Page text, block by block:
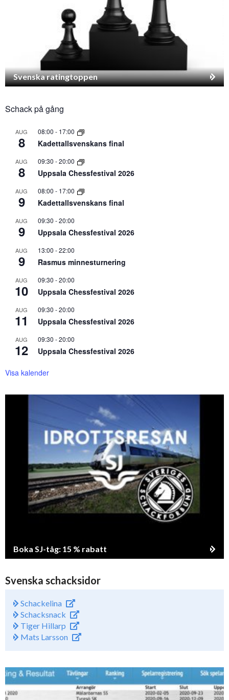
Svenska ratingtoppen
Schack på gång
AUG
8
08:00 - 17:00
Kadettallsvenskans final
AUG
8
09:30 -20:00
Uppsala Chessfestival 2026
AUG
9
08:00 - 17:00
Kadettallsvenskans final
AUG
9
09:30 -20:00
Uppsala Chessfestival 2026
AUG
9
13:00 -22:00
Rasmus minnesturnering
AUG
10
09:30 -20:00
Uppsala Chessfestival 2026
AUG
11
09:30 -20:00
Uppsala Chessfestival 2026
AUG
12
09:30 -20:00
Uppsala Chessfestival 2026
Visa kalender
Boka SJ-tåg: 15 % rabatt
Svenska schacksidor
Schackelina
Schacksnack
Tiger Hillarp
Mats Larsson